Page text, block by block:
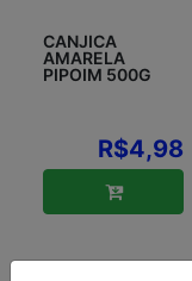
CANJICA
AMARELA
PIPOIM 500G
R$4,98